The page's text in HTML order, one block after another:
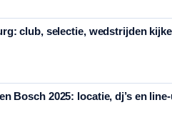
club, selectie, wedstrijden
Bosch 2025: locatie, dj’s en